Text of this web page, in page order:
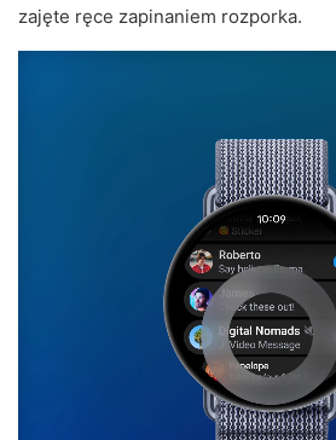
zajęte ręce zapinaniem rozporka.